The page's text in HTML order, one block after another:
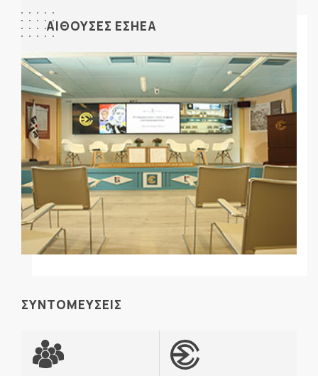
ΑΙΘΟΥΣΕΣ ΕΣΗΕΑ
ΣΥΝΤΟΜΕΥΣΕΙΣ